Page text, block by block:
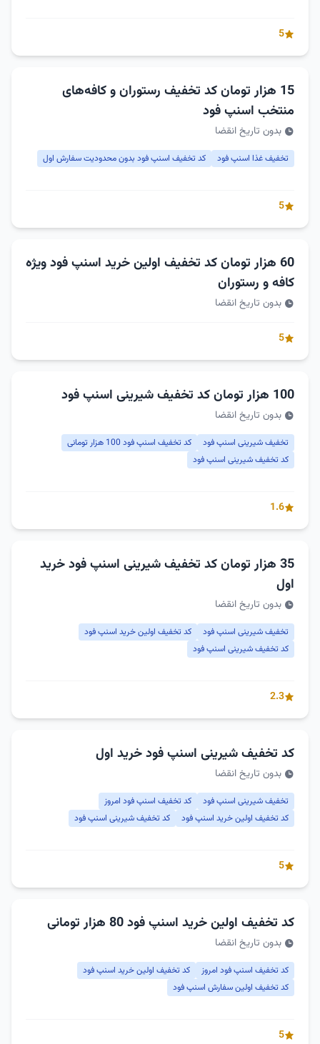
5
15 هزار تومان کد تخفیف رستوران و کافه‌های
منتخب اسنپ فود
بدون تاریخ انقضا
تخفیف غذا اسنپ فود کد تخفیف اسنپ فود بدون محدودیت سفارش اول
5
60 هزار تومان کد تخفیف اولین خرید اسنپ فود ویژه
کافه و رستوران
بدون تاریخ انقضا
5
100 هزار تومان کد تخفیف شیرینی اسنپ فود
بدون تاریخ انقضا
تخفیف شیرینی اسنپ فود
کد تخفیف اسنپ فود 100 هزار تومانی
کد تخفیف شیرینی اسنپ فود
1.6
35 هزار تومان کد تخفیف شیرینی اسنپ فود خرید
اول
بدون تاریخ انقضا
تخفیف شیرینی اسنپ فود
کد تخفیف اولین خرید اسنپ فود
کد تخفیف شیرینی اسنپ فود
2.3
کد تخفیف شیرینی اسنپ فود خرید اول
بدون تاریخ انقضا
تخفیف شیرینی اسنپ فود
کد تخفیف اسنپ فود امروز
کد تخفیف اولین خرید اسنپ فود
کد تخفیف شیرینی اسنپ فود
5
کد تخفیف اولین خرید اسنپ فود 80 هزار تومانی
بدون تاریخ انقضا
کد تخفیف اسنپ فود امروز
کد تخفیف اولین خرید اسنپ فود
کد تخفیف اولین سفارش اسنپ فود
5